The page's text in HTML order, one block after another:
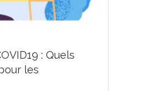
: Quels
les